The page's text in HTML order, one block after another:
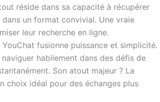
réside dans sa capacité à récupérer
un format convivial. Une vraie
leur recherche en ligne.
fusionne puissance et simplicité.
habilement dans des défis de
Son atout majeur ? La
choix idéal pour des échanges plus